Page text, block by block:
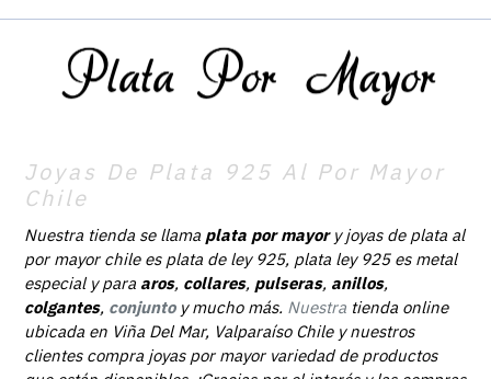
Joyas De Plata 925 Al Por Mayor
Chile
Nuestra tienda se llama plata por mayory joyas de plata al
por mayor chile es plata de ley 925, plata ley 925 es metal
especial y para aros, collares, pulseras, anillos,
colgantes, conjunto y mucho más. Nuestra tienda online
ubicada en Viña Del Mar, Valparaíso Chile y nuestros
clientes compra joyas por mayor variedad de productos